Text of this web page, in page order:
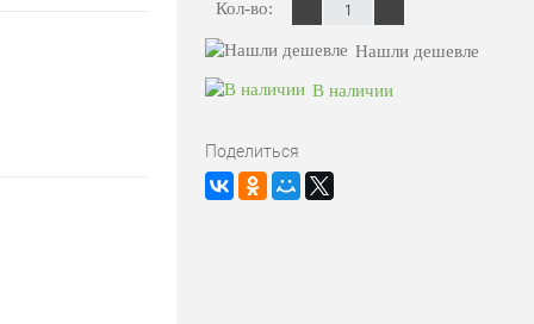
Кол-во:
Нашли дешевле
В наличии
Поделиться